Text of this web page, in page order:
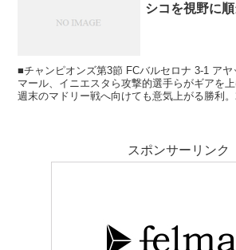
シコを視野に
■チャンピオンズ第3節 FCバルセロナ 3-1 アヤ
マール、イニエスタら攻撃的選手らがギアを上
週末のマドリー戦へ向けても意気上がる勝利。
スポンサーリンク